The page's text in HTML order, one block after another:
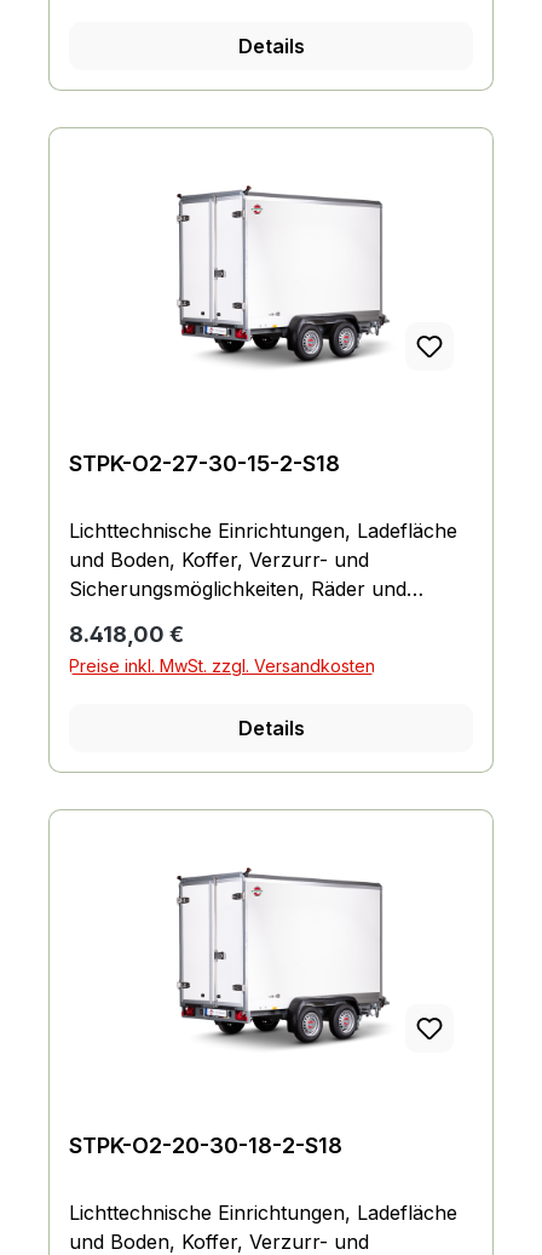
Details
STPK-O2-27-30-15-2-S18
Lichttechnische Einrichtungen, Ladefläche
und Boden, Koffer, Verzurr- und
Sicherungsmöglichkeiten, Räder und
Regulärer Preis:
8.418,00 €
Preise inkl. MwSt. zzgl. Versandkosten
Details
STPK-O2-20-30-18-2-S18
Lichttechnische Einrichtungen, Ladefläche
und Boden, Koffer, Verzurr- und